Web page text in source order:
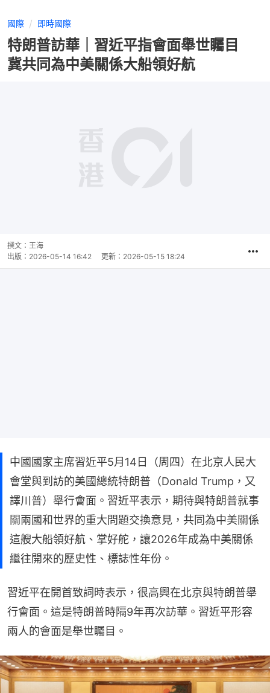
國際 即時國際
特朗普訪華｜習近平指會面舉世矚目
冀共同為中美關係大船領好航
撰文： 王海
出版： 2026-05-14 16:42 更新： 2026-05-15 18:24
中國國家主席習近平5月14日（周四）在北京人民大
會堂與到訪的美國總統特朗普（Donald Trump，又
譯川普）舉行會面。習近平表示，期待與特朗普就事
關兩國和世界的重大問題交換意見，共同為中美關係
這艘大船領好航、掌好舵，讓2026年成為中美關係
繼往開來的歷史性、標誌性年份。
習近平在開首致詞時表示，很高興在北京與特朗普舉
行會面。這是特朗普時隔9年再次訪華。習近平形容
兩人的會面是舉世矚目。